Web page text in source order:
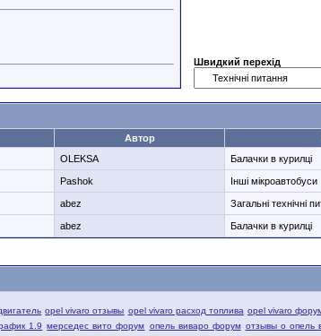
Швидкий перехід
Автор
OLEKSA Балачки в курилці
Pashok Інші мікроавтобуси
abez Загальні технічні
abez Балачки в курилці
opel vivaro отзывы opel vivaro расход топлива opel vivaro
1.9 мерседес вито форум опель виваро форум отзывы о опель